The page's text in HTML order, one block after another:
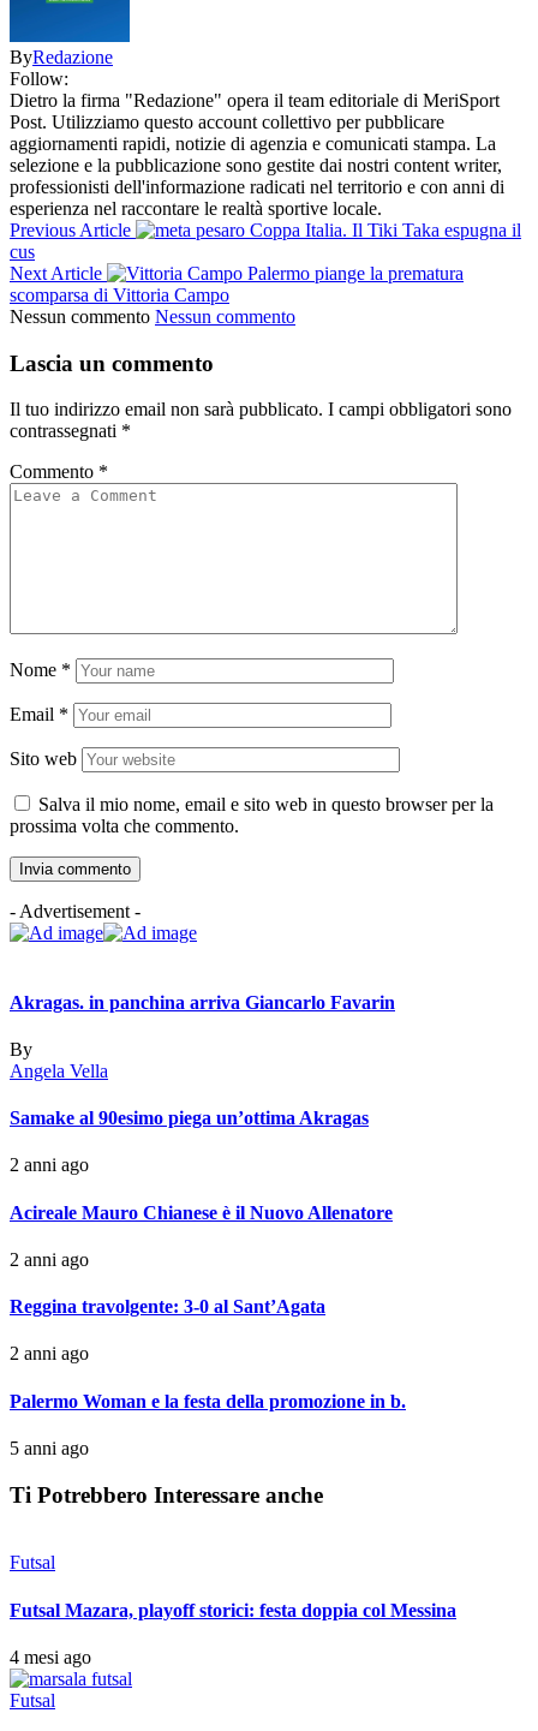
ByRedazione
Follow:
Dietro la firma "Redazione" opera il team editoriale di MeriSport
Post. Utilizziamo questo account collettivo per pubblicare
aggiornamenti rapidi, notizie di agenzia e comunicati stampa. La
selezione e la pubblicazione sono gestite dai nostri content writer,
professionisti dell'informazione radicati nel territorio e con anni di
esperienza nel raccontare le realtà sportive locale.
Previous Article
Coppa Italia. Il Tiki Taka espugna il
cus
Next Article
Palermo piange la prematura
scomparsa di Vittoria Campo
Nessun commento Nessun commento
Lascia un commento
Il tuo indirizzo email non sarà pubblicato. I campi obbligatori sono
contrassegnati *
Commento *
Nome *
Email *
Sito web
Salva il mio nome, email e sito web in questo browser per la
prossima volta che commento.
- Advertisement -
Akragas. in panchina arriva Giancarlo Favarin
By
Angela Vella
Samake al 90esimo piega un’ottima Akragas
2 anni ago
Acireale Mauro Chianese è il Nuovo Allenatore
2 anni ago
Reggina travolgente: 3-0 al Sant’Agata
2 anni ago
Palermo Woman e la festa della promozione in b.
5 anni ago
Ti Potrebbero Interessare anche
Futsal
Futsal Mazara, playoff storici: festa doppia col Messina
4 mesi ago
Futsal